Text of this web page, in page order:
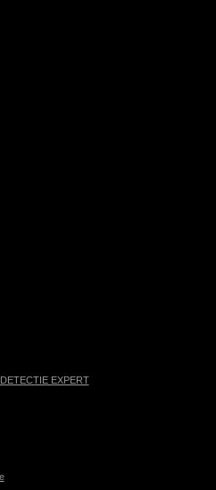
EXPERT